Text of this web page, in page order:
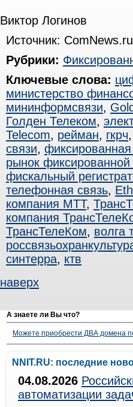
Виктор Логинов
Источник:
Рубрики:
Ключевые слова:
министерство
мининформсвязи,
Голден Телеком,
Telecom, рейман, гкрч
связи, фиксированная
рынок фиксированной
фискальный
телефонная связь,
компания МТТ,
компания
ТрансТелеКом, волга
синтерра, ктв
наверх
А знаете ли Вы что?
Можете приобрести ДВА домена
NNIT.RU: последние
04.08.2026
автоматизации